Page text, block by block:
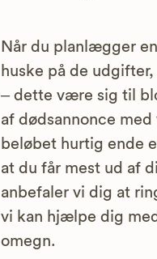
Når du planlægger
huske på de
– dette være sig til
af dødsannonce
beløbet hurtig ende
at du får mest ud af
anbefaler vi dig at
vi kan hjælpe dig
omegn.